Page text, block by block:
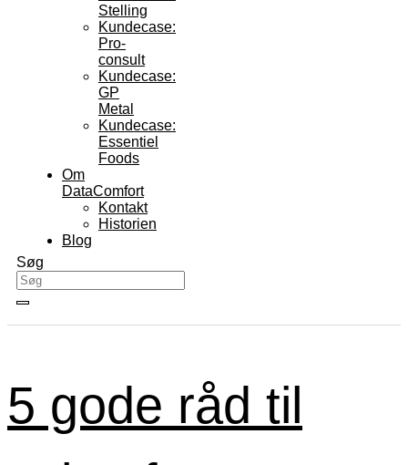
Stelling
Kundecase:
Pro-
consult
Kundecase:
GP
Metal
Kundecase:
Essentiel
Foods
Om
DataComfort
Kontakt
Historien
Blog
Søg
5 gode råd til